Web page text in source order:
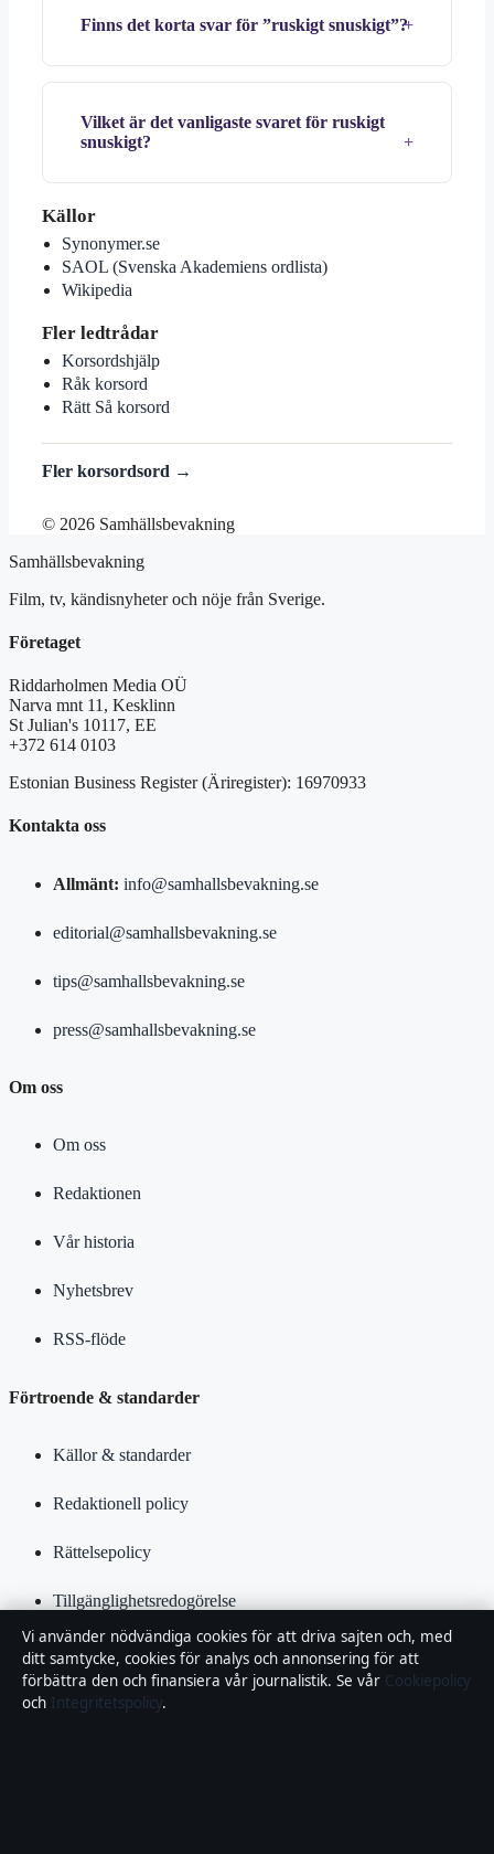
Finns det korta svar för ”ruskigt snuskigt”?
Vilket är det vanligaste svaret för ruskigt
snuskigt?
Källor
Synonymer.se
SAOL (Svenska Akademiens ordlista)
Wikipedia
Fler ledtrådar
Korsordshjälp
Råk korsord
Rätt Så korsord
Fler korsordsord →
© 2026 Samhällsbevakning
Samhällsbevakning
Film, tv, kändisnyheter och nöje från Sverige.
Företaget
Riddarholmen Media OÜ
Narva mnt 11, Kesklinn
St Julian's 10117, EE
+372 614 0103
Estonian Business Register (Äriregister): 16970933
Kontakta oss
Allmänt: info@samhallsbevakning.se
editorial@samhallsbevakning.se
tips@samhallsbevakning.se
press@samhallsbevakning.se
Om oss
Om oss
Redaktionen
Vår historia
Nyhetsbrev
RSS-flöde
Förtroende & standarder
Källor & standarder
Redaktionell policy
Rättelsepolicy
Tillgänglighetsredogörelse
Kändisar & integritet
Integritetspolicy
Vi använder nödvändiga cookies för att driva sajten och, med
ditt samtycke, cookies för analys och annonsering för att
förbättra den och finansiera vår journalistik. Se vår Cookiepolicy
och Integritetspolicy.